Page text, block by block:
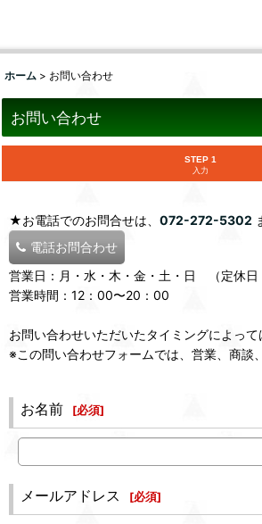
ホーム > お問い合わせ
お問い合わせ
STEP 1
入力
★お電話でのお問合せは、 072-272-5302
電話お問合わせ
営業日：月・水・木・金・土・日 （定休日
営業時間：12：00〜20：00
お問い合わせいただいたタイミングによっ
※この問い合わせフォームでは、営業、商談
お名前 [必須]
メールアドレス [必須]